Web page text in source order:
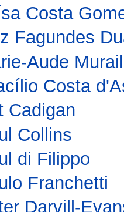
Costa
Fagundes
Aude Murail
Costa
Cadigan
Collins
di Filippo
Franchetti
Darvill-